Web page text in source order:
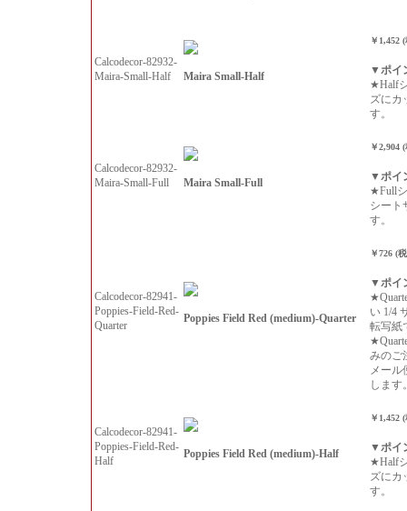
Calcodecor-82932-
Maira-Small-Half
Maira Small-Half
￥1,452
▼ポイ
★Half
ズにカ
す。
Calcodecor-82932-
Maira-Small-Full
Maira Small-Full
￥2,904
▼ポイ
★Full
シート
す。
Calcodecor-82941-
Poppies-Field-Red-
Quarter
Poppies Field Red (medium)-Quarter
￥726 (
▼ポイ
い 1/4
転写紙
みのご
メール
します
Calcodecor-82941-
Poppies-Field-Red-
Half
Poppies Field Red (medium)-Half
￥1,452
▼ポイ
★Half
ズにカ
す。